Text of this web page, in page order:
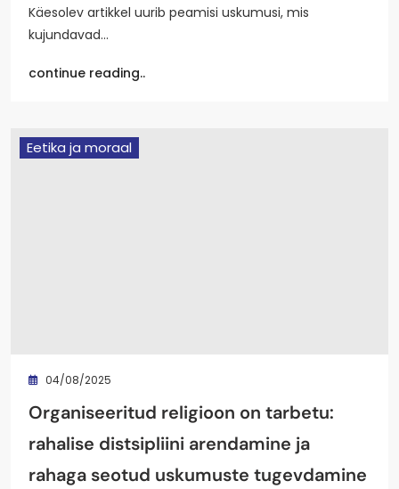
Käesolev artikkel uurib peamisi uskumusi, mis
kujundavad…
continue reading..
Eetika ja moraal
04/08/2025
Organiseeritud religioon on tarbetu:
rahalise distsipliini arendamine ja
rahaga seotud uskumuste tugevdamine